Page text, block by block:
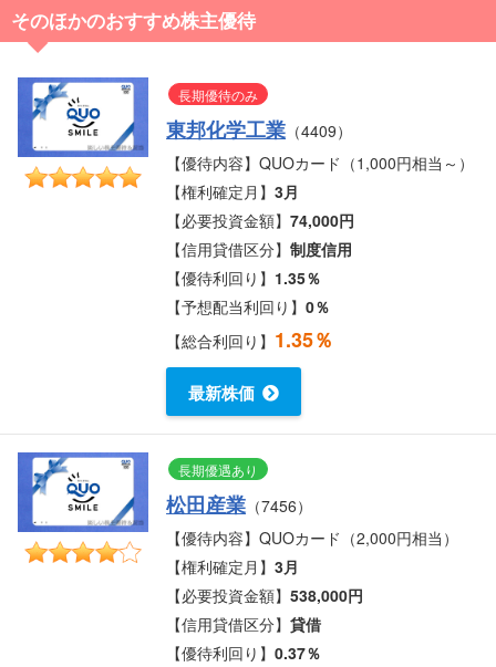
そのほかのおすすめ株主優待
長期優待のみ
東邦化学工業 （4409）
【優待内容】QUOカード（1,000円相当～）
【権利確定月】3月
【必要投資金額】74,000円
【信用貸借区分】制度信用
【優待利回り】 1.35％
【予想配当利回り】0％
【総合利回り】 1.35％
最新株価
長期優遇あり
松田産業 （7456）
【優待内容】QUOカード（2,000円相当）
【権利確定月】3月
【必要投資金額】538,000円
【信用貸借区分】貸借
【優待利回り】0.37％